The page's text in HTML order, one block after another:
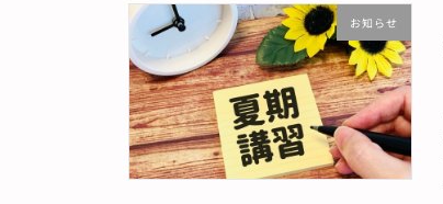
お知らせ